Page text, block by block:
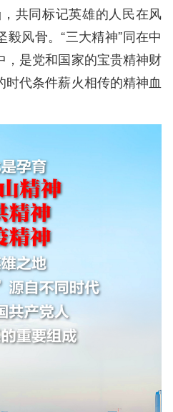
共同标记英雄的人民在风
风骨。“三大精神”同在中
，是党和国家的宝贵精神财
代条件薪火相传的精神血